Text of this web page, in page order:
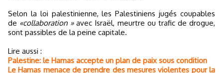
Selon la loi palestinienne, les Palestiniens jugés coupables
de «collaboration »avec Israël, meurtre ou trafic de drogue,
sont passibles de la peine capitale.
Lire aussi :
Palestine: le Hamas accepte un plan de paix sous condition
Le Hamas menace de prendre des mesures violentes pour la